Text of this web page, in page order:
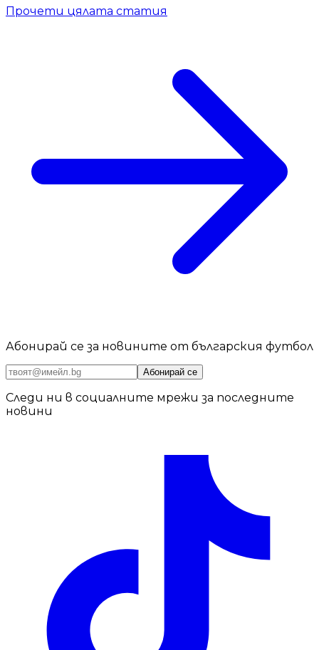
Прочети цялата статия
Абонирай се за новините от българския футбол
Абонирай се
Следи ни в социалните мрежи за последните
новини